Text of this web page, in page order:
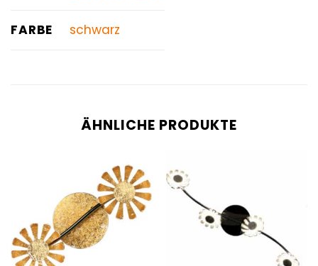
FARBE schwarz
ÄHNLICHE PRODUKTE